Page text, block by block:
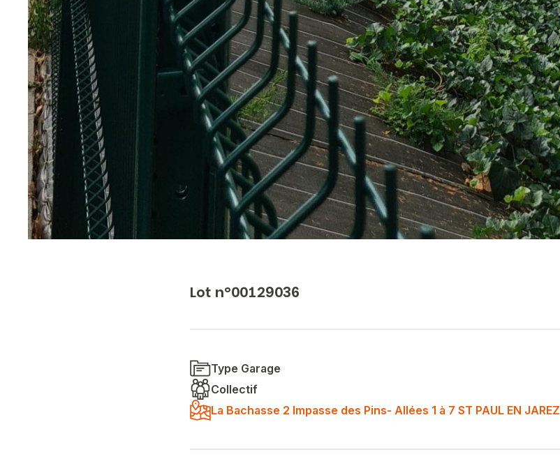
Lot n°00129036
Type Garage
Collectif
La Bachasse 2 Impasse des Pins- Allées 1 à 7 ST PAUL EN JAREZ